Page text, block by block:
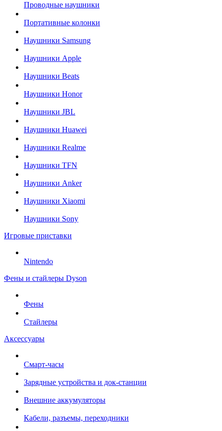
Проводные наушники
Портативные колонки
Наушники Samsung
Наушники Apple
Наушники Beats
Наушники Honor
Наушники JBL
Наушники Huawei
Наушники Realme
Наушники TFN
Наушники Anker
Наушники Xiaomi
Наушники Sony
Игровые приставки
Nintendo
Фены и стайлеры Dyson
Фены
Стайлеры
Аксессуары
Смарт-часы
Зарядные устройства и док-станции
Внешние аккумуляторы
Кабели, разъемы, переходники